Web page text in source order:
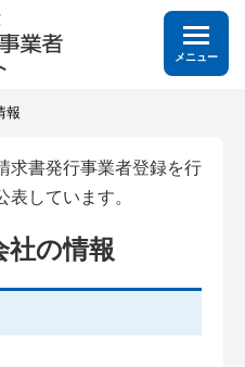
メニュー
報
求書発行事業者登録を行
表しています。
社の情報